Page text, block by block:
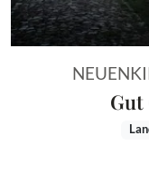
Gut